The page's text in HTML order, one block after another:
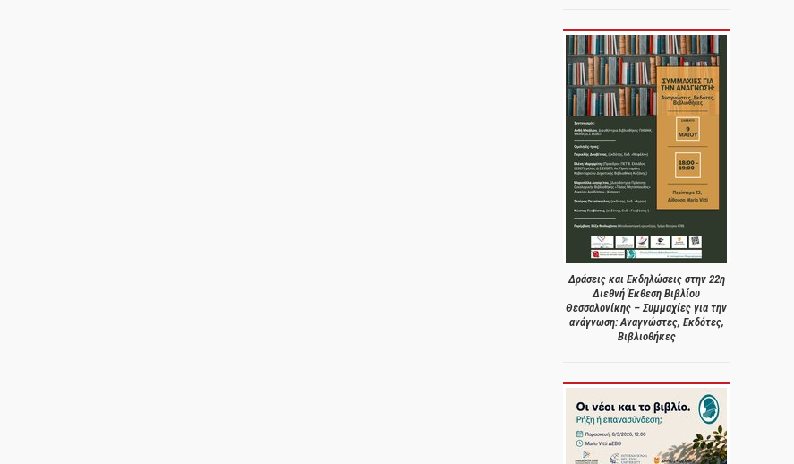
Δράσεις και Εκδηλώσεις στην 22η
Διεθνή Έκθεση Βιβλίου
Θεσσαλονίκης – Συμμαχίες για την
ανάγνωση: Αναγνώστες, Εκδότες,
Βιβλιοθήκες